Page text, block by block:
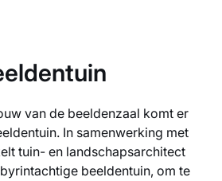
van de beeldenzaal komt er
In samenwerking met
tuin- en landschapsarchitect
beeldentuin, om te